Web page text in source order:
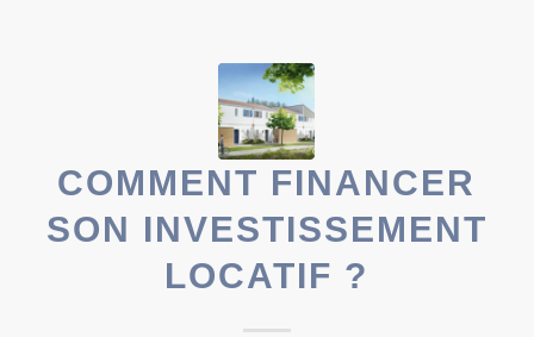
COMMENT FINANCER
SON INVESTISSEMENT
LOCATIF ?